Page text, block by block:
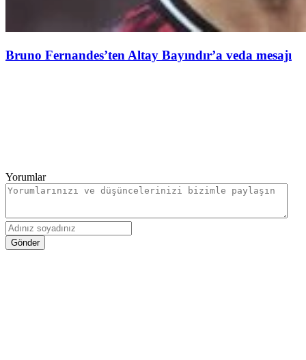
Bruno Fernandes’ten Altay Bayındır’a veda mesajı
Yorumlar
Gönder